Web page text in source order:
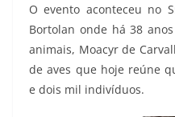
O evento aconteceu no
Bortolan onde há 38
animais, Moacyr de
de aves que hoje reúne
e dois mil indivíduos.